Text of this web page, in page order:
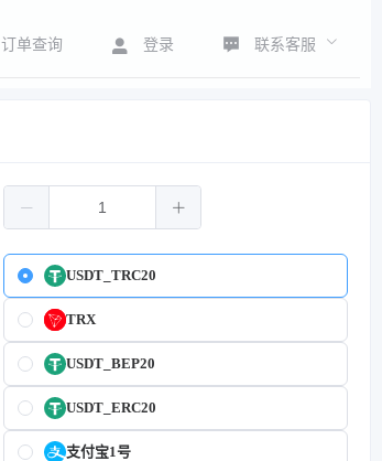
订单查询 登录 联系客服
USDT_TRC20
TRX
USDT_BEP20
USDT_ERC20
支付宝1号